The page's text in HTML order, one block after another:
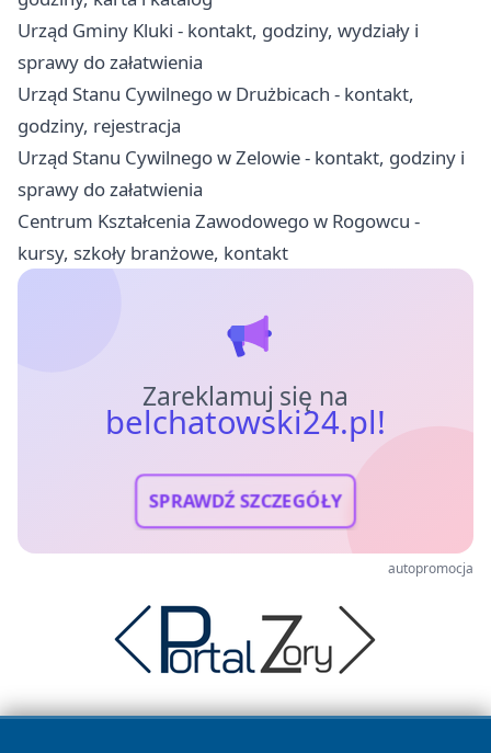
Urząd Gminy Kluki - kontakt, godziny, wydziały i
sprawy do załatwienia
Urząd Stanu Cywilnego w Drużbicach - kontakt,
godziny, rejestracja
Urząd Stanu Cywilnego w Zelowie - kontakt, godziny i
sprawy do załatwienia
Centrum Kształcenia Zawodowego w Rogowcu -
kursy, szkoły branżowe, kontakt
Zareklamuj się na
belchatowski24.pl!
SPRAWDŹ SZCZEGÓŁY
autopromocja